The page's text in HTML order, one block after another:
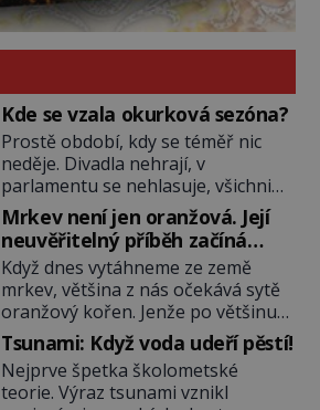
Kde se vzala okurková sezóna?
Prostě období, kdy se téměř nic
neděje. Divadla nehrají, v
parlamentu se nehlasuje, všichni
jsou na dovolené a média tak
nemají o čem mluvit a psát. A
vymýšlejí si proto témata, které
nikoho nezajímají. Proč je však ona
letní doba spojovaná zrovna s
okurkami? Okurkovou sezónu
známe už od poloviny 19. století,
ovšem jako Češi […]
Mrkev není jen oranžová. Její
neuvěřitelný příběh začíná
fialovou barvou
Když dnes vytáhneme ze země
mrkev, většina z nás očekává sytě
oranžový kořen. Jenže po většinu
své historie je mrkev všechno
možné, jen ne oranžová. Je fialová,
žlutá, bílá, někdy dokonce téměř
černá. Až díky stovkám let
Tsunami: Když voda udeří pěstí!
Nejprve špetka školometské
teorie. Výraz tsunami vznikl